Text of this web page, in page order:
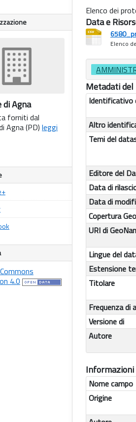
Elenco dei
Data e
Elenco
Metadati
Identificativo
Altro
Temi del
Editore del
Data di
Data di
Copertura
URI di
Lingue del
Estensione
Titolare
Frequenza di
Versione di
Autore
Nome campo
Origine
di Agna
forniti dal
Agna (PD) leggi
4.0